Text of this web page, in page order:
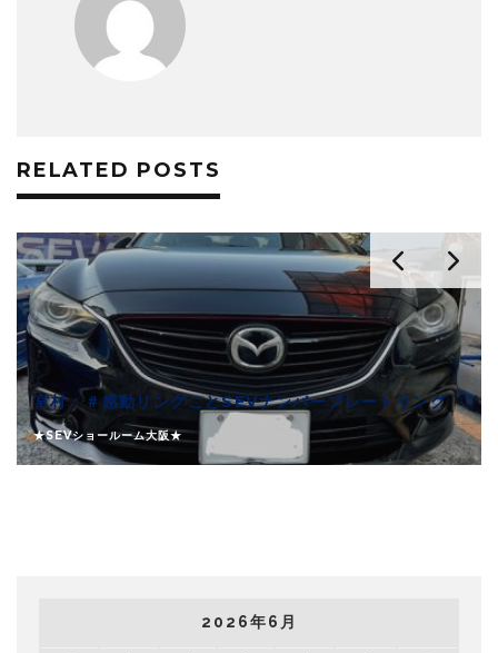
RELATED POSTS
宮村：＃感動リングことSEVナンバープレートリング
★SEVショールーム大阪★
2026年6月